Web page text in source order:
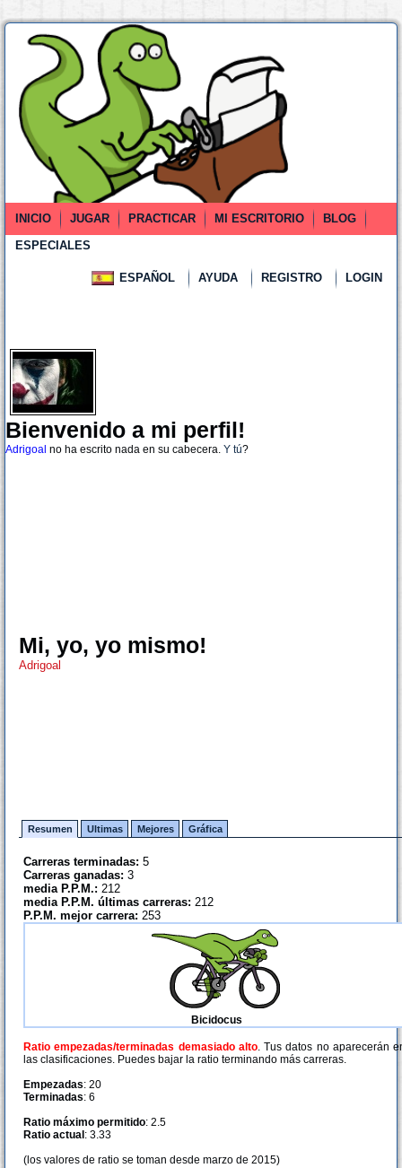
INICIO JUGAR PRACTICAR MI ESCRITORIO
BLOG
ESPECIALES
ESPAÑOL AYUDA REGISTRO LOGIN
Bienvenido a mi perfil!
Adrigoal no ha escrito nada en su cabecera. Y tú?
Mi, yo, yo mismo!
Adrigoal
Resumen Ultimas Mejores Gráfica
Carreras terminadas: 5
Carreras ganadas: 3
media P.P.M.: 212
media P.P.M. últimas carreras: 212
P.P.M. mejor carrera: 253
Bicidocus
Ratio empezadas/terminadas demasiado alto. Tus datos no aparecerán
las clasificaciones. Puedes bajar la ratio terminando más carreras.
Empezadas: 20
Terminadas: 6
Ratio máximo permitido: 2.5
Ratio actual : 3.33
(los valores de ratio se toman desde marzo de 2015)